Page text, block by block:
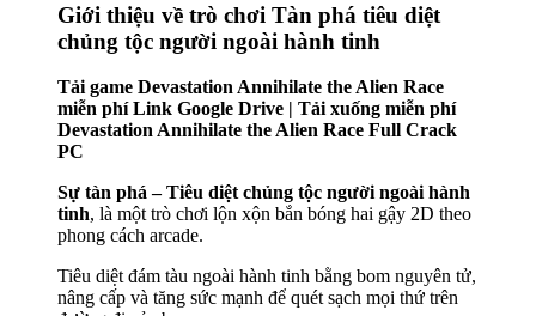
Giới thiệu về trò chơi Tàn phá tiêu diệt
chủng tộc người ngoài hành tinh
Tải game Devastation Annihilate the Alien Race
miễn phí Link Google Drive | Tải xuống miễn phí
Devastation Annihilate the Alien Race Full Crack
PC
Sự tàn phá – Tiêu diệt chủng tộc người ngoài hành
tinh, là một trò chơi lộn xộn bắn bóng hai gậy 2D theo
phong cách arcade.
Tiêu diệt đám tàu ​​ngoài hành tinh bằng bom nguyên tử,
nâng cấp và tăng sức mạnh để quét sạch mọi thứ trên